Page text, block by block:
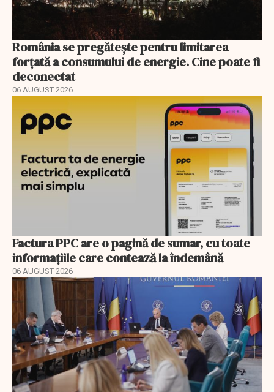
România se pregătește pentru limitarea
forțată a consumului de energie. Cine poate fi
deconectat
06 AUGUST 2026
Factura PPC are o pagină de sumar, cu toate
informațiile care contează la îndemână
06 AUGUST 2026